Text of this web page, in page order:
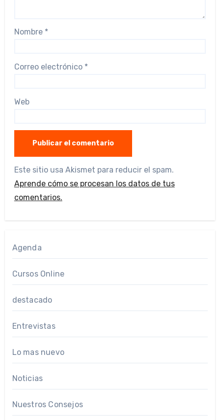
Nombre *
Correo electrónico *
Web
Este sitio usa Akismet para reducir el spam.
Aprende cómo se procesan los datos de tus
comentarios.
Agenda
Cursos Online
destacado
Entrevistas
Lo mas nuevo
Noticias
Nuestros Consejos